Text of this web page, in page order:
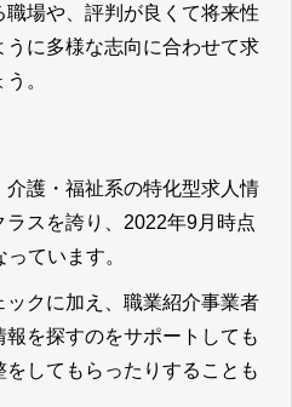
場や、評判が良くて将来性
に多様な志向に合わせて求
。
護・福祉系の特化型求人情
スを誇り、2022年9月時点
ています。
クに加え、職業紹介事業者
を探すのをサポートしても
してもらったりすることも